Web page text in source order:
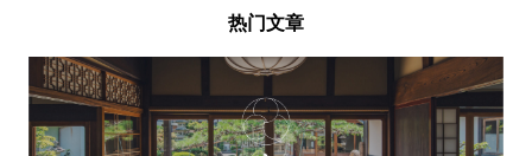
热门文章